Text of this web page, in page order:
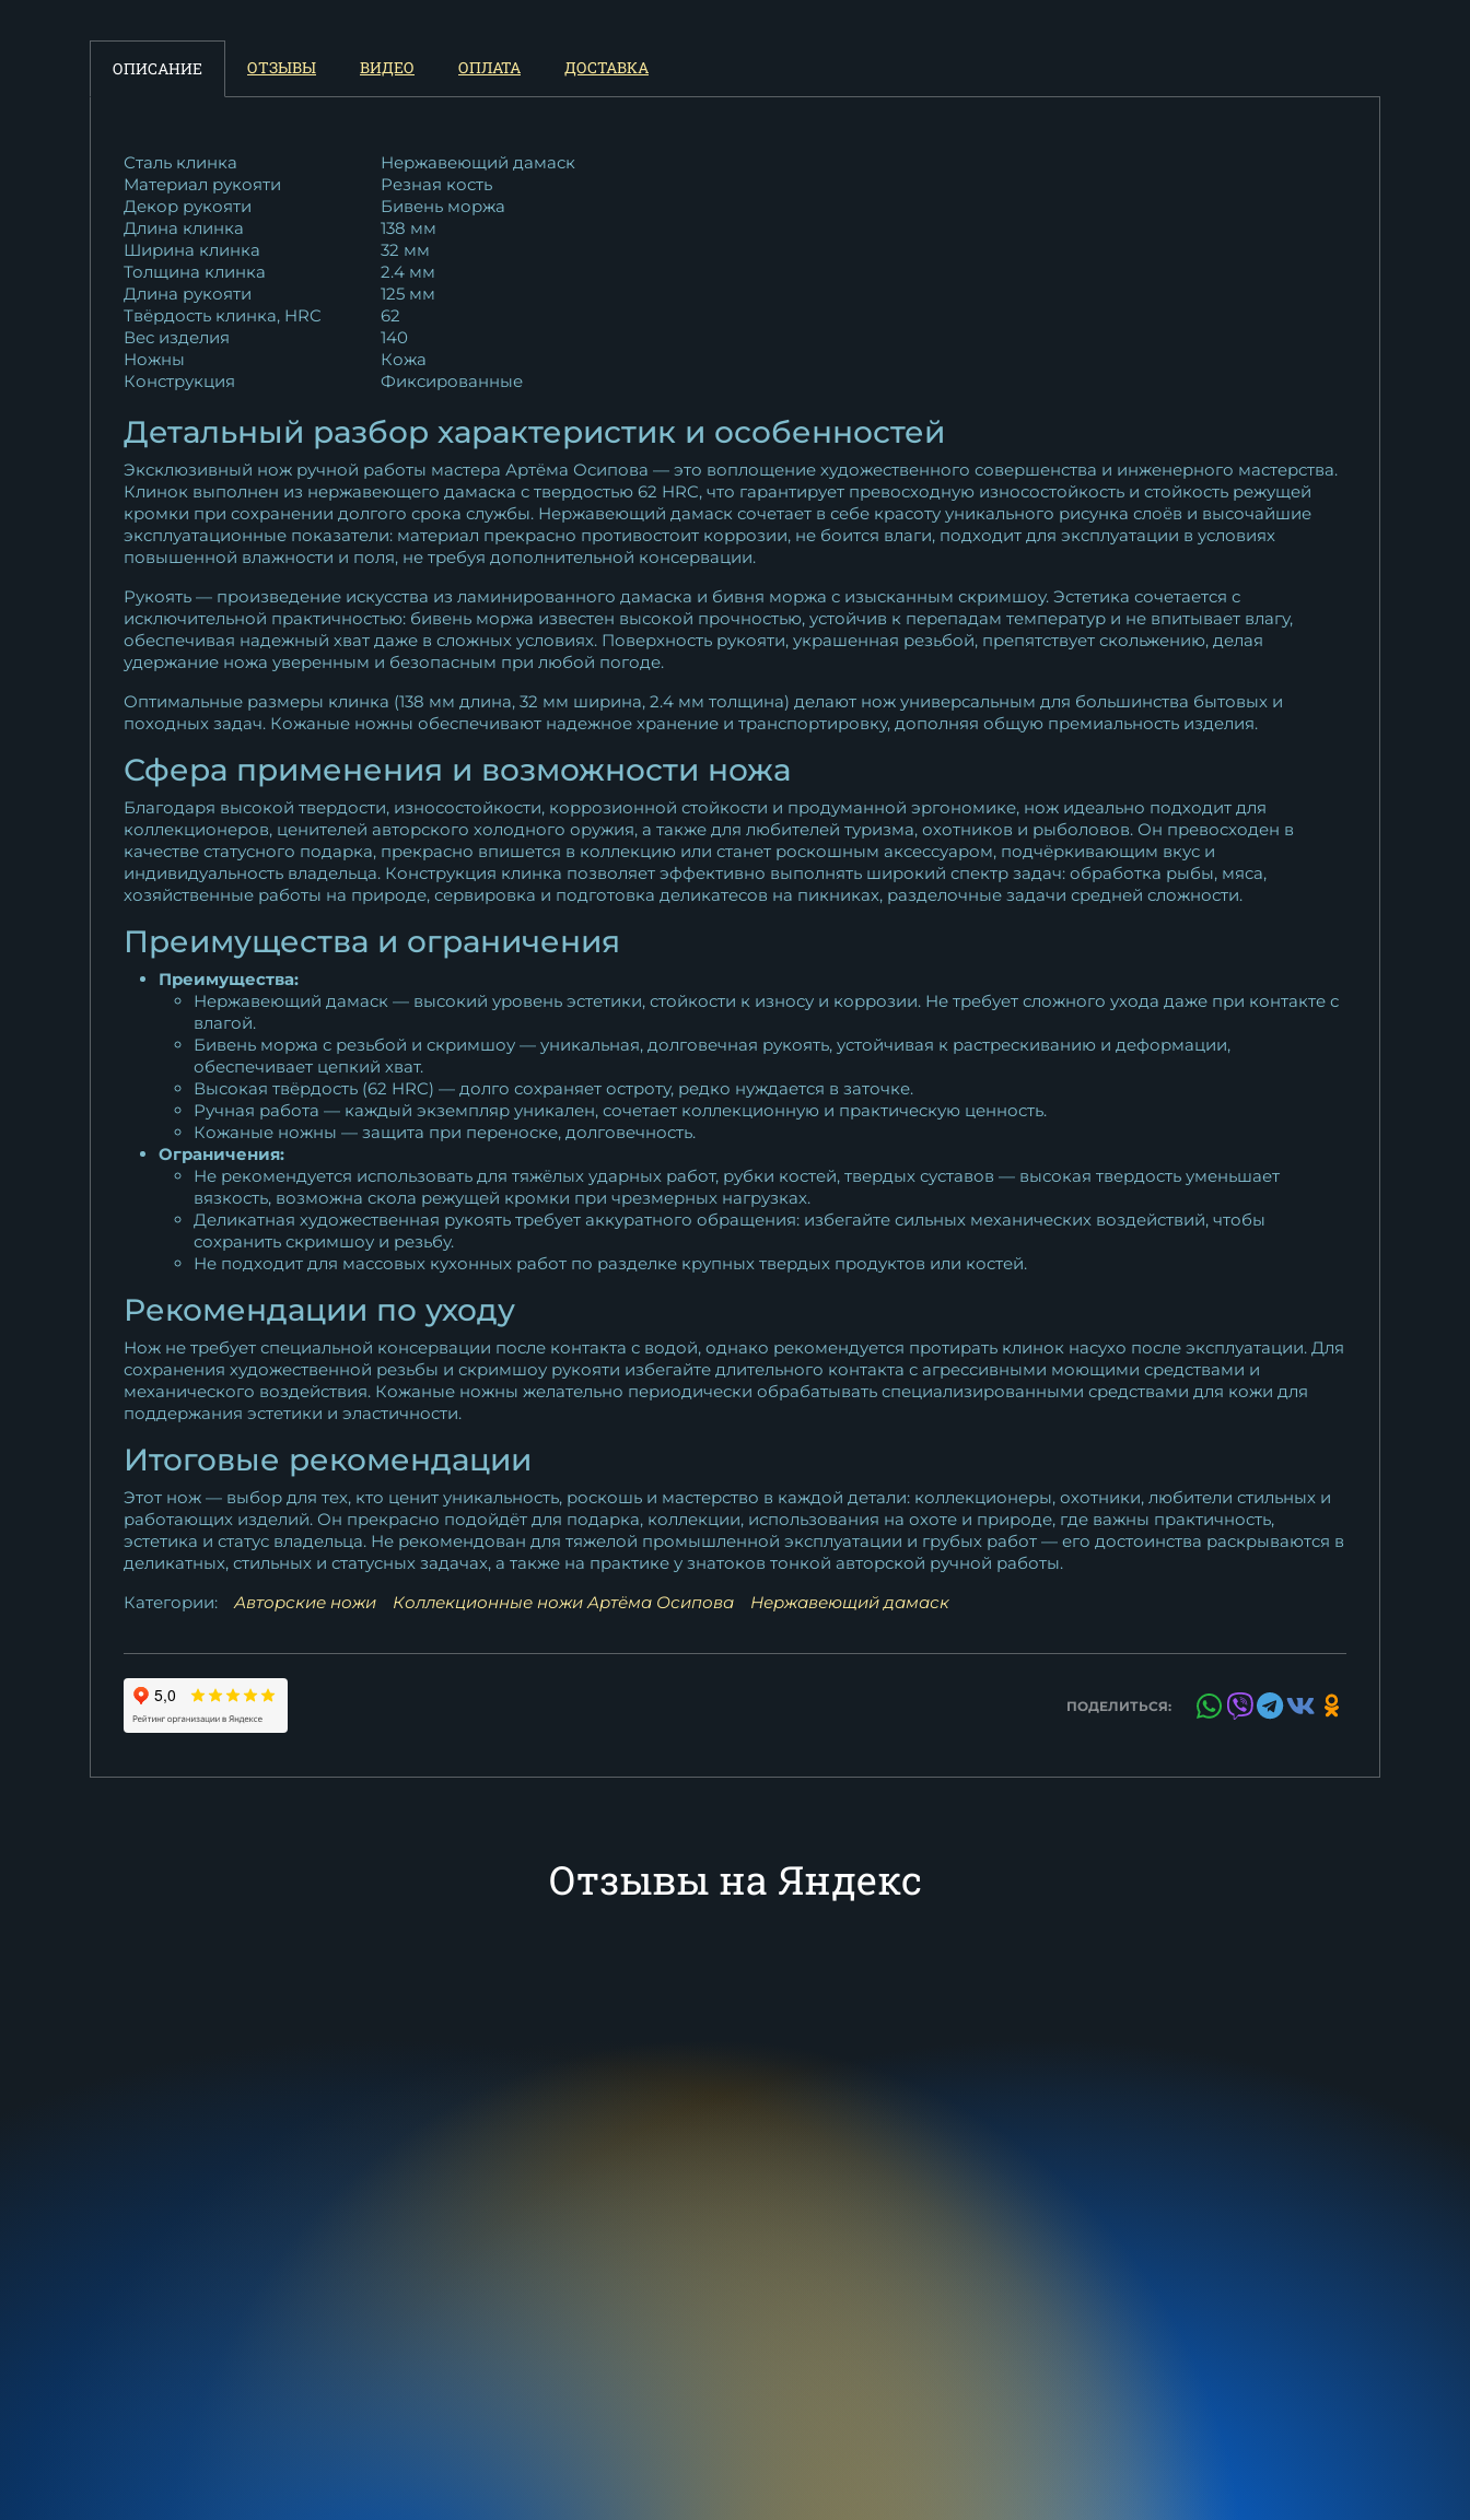
ОПИСАНИЕ ОТЗЫВЫ ВИДЕО ОПЛАТА ДОСТАВКА
Сталь клинка
Нержавеющий дамаск
Материал рукояти
Резная кость
Декор рукояти
Бивень моржа
Длина клинка
138 мм
Ширина клинка
32 мм
Толщина клинка
2.4 мм
Длина рукояти
125 мм
Твёрдость клинка, HRC
62
Вес изделия
140
Ножны
Кожа
Конструкция
Фиксированные
Детальный разбор характеристик и особенностей
Эксклюзивный нож ручной работы мастера Артёма Осипова — это воплощение художественного совершенства и инженерного мастерства.
Клинок выполнен из нержавеющего дамаска с твердостью 62 HRC, что гарантирует превосходную износостойкость и стойкость режущей
кромки при сохранении долгого срока службы. Нержавеющий дамаск сочетает в себе красоту уникального рисунка слоёв и высочайшие
эксплуатационные показатели: материал прекрасно противостоит коррозии, не боится влаги, подходит для эксплуатации в условиях
повышенной влажности и поля, не требуя дополнительной консервации.
Рукоять — произведение искусства из ламинированного дамаска и бивня моржа с изысканным скримшоу. Эстетика сочетается с
исключительной практичностью: бивень моржа известен высокой прочностью, устойчив к перепадам температур и не впитывает влагу,
обеспечивая надежный хват даже в сложных условиях. Поверхность рукояти, украшенная резьбой, препятствует скольжению, делая
удержание ножа уверенным и безопасным при любой погоде.
Оптимальные размеры клинка (138 мм длина, 32 мм ширина, 2.4 мм толщина) делают нож универсальным для большинства бытовых и
походных задач. Кожаные ножны обеспечивают надежное хранение и транспортировку, дополняя общую премиальность изделия.
Сфера применения и возможности ножа
Благодаря высокой твердости, износостойкости, коррозионной стойкости и продуманной эргономике, нож идеально подходит для
коллекционеров, ценителей авторского холодного оружия, а также для любителей туризма, охотников и рыболовов. Он превосходен в
качестве статусного подарка, прекрасно впишется в коллекцию или станет роскошным аксессуаром, подчёркивающим вкус и
индивидуальность владельца. Конструкция клинка позволяет эффективно выполнять широкий спектр задач: обработка рыбы, мяса,
хозяйственные работы на природе, сервировка и подготовка деликатесов на пикниках, разделочные задачи средней сложности.
Преимущества и ограничения
Преимущества:
Нержавеющий дамаск — высокий уровень эстетики, стойкости к износу и коррозии. Не требует сложного ухода даже при контакте с
влагой.
Бивень моржа с резьбой и скримшоу — уникальная, долговечная рукоять, устойчивая к растрескиванию и деформации,
обеспечивает цепкий хват.
Высокая твёрдость (62 HRC) — долго сохраняет остроту, редко нуждается в заточке.
Ручная работа — каждый экземпляр уникален, сочетает коллекционную и практическую ценность.
Кожаные ножны — защита при переноске, долговечность.
Ограничения:
Не рекомендуется использовать для тяжёлых ударных работ, рубки костей, твердых суставов — высокая твердость уменьшает
вязкость, возможна скола режущей кромки при чрезмерных нагрузках.
Деликатная художественная рукоять требует аккуратного обращения: избегайте сильных механических воздействий, чтобы
сохранить скримшоу и резьбу.
Не подходит для массовых кухонных работ по разделке крупных твердых продуктов или костей.
Рекомендации по уходу
Нож не требует специальной консервации после контакта с водой, однако рекомендуется протирать клинок насухо после эксплуатации. Для
сохранения художественной резьбы и скримшоу рукояти избегайте длительного контакта с агрессивными моющими средствами и
механического воздействия. Кожаные ножны желательно периодически обрабатывать специализированными средствами для кожи для
поддержания эстетики и эластичности.
Итоговые рекомендации
Этот нож — выбор для тех, кто ценит уникальность, роскошь и мастерство в каждой детали: коллекционеры, охотники, любители стильных и
работающих изделий. Он прекрасно подойдёт для подарка, коллекции, использования на охоте и природе, где важны практичность,
эстетика и статус владельца. Не рекомендован для тяжелой промышленной эксплуатации и грубых работ — его достоинства раскрываются в
деликатных, стильных и статусных задачах, а также на практике у знатоков тонкой авторской ручной работы.
Категории:
Авторские ножи Коллекционные ножи Артёма Осипова Нержавеющий дамаск
ПОДЕЛИТЬСЯ:
Отзывы на Яндекс